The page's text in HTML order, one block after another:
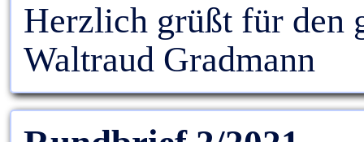
Herzlich grüßt für den
Waltraud Gradmann